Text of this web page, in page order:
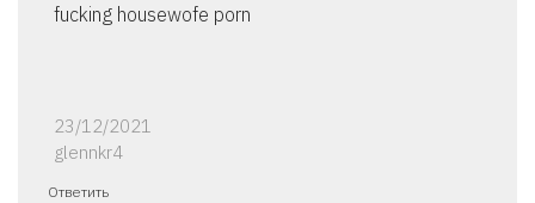
fucking housewofe porn
23/12/2021
glennkr4
Ответить